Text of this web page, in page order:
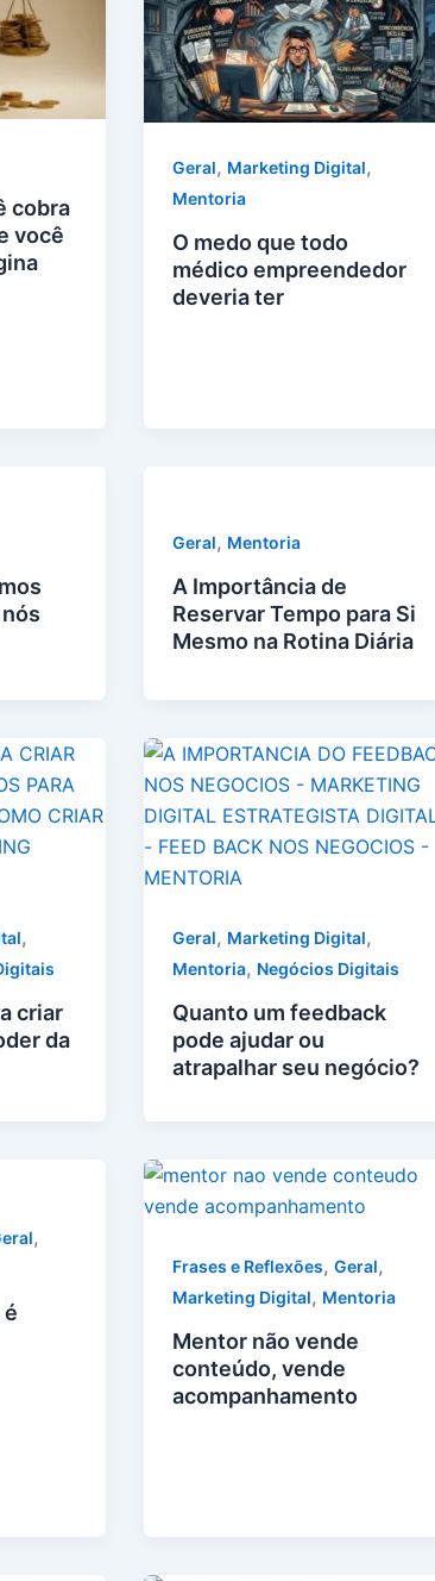
cobra
você
Geral, Marketing Digital,
Mentoria
O medo que todo
médico empreendedor
deveria ter
Geral, Mentoria
A Importância de
Reservar Tempo para Si
Mesmo na Rotina Diária
,
criar
da
Geral, Marketing Digital,
Mentoria, Negócios Digitais
Quanto um feedback
pode ajudar ou
atrapalhar seu negócio?
,
é
Frases e Reflexões,Geral,
Marketing Digital, Mentoria
Mentor não vende
conteúdo, vende
acompanhamento